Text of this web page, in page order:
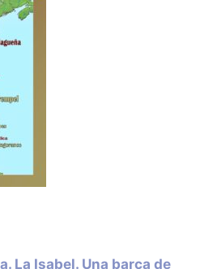
La Isabel. Una barca de